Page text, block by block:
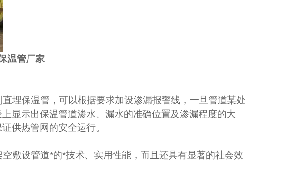
温管厂家
埋保温管，可以根据要求加设渗漏报警线，一旦管道某处
显示出保温管道渗水、漏水的准确位置及渗漏程度的大
供热管网的安全运行。
敷设管道*的*技术、实用性能，而且还具有显著的社会效